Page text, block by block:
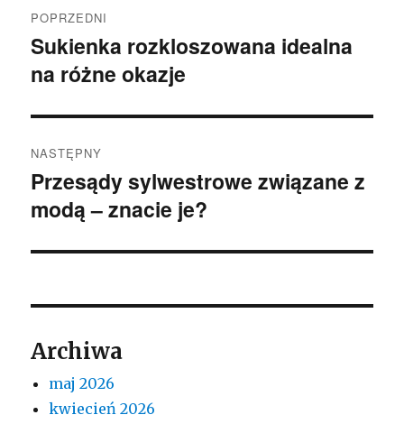
wpisu
POPRZEDNI
Poprzedni
wpis:
Sukienka rozkloszowana idealna
na różne okazje
NASTĘPNY
Następny
wpis:
Przesądy sylwestrowe związane z
modą – znacie je?
Archiwa
maj 2026
kwiecień 2026